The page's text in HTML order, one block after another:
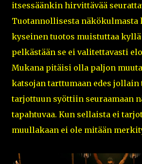
itsessäänkin hirvittävää
Tuotannollisesta näkökulmasta
kyseinen tuotos muistuttaa
pelkästään se ei valitettavasti
Mukana pitäisi olla paljon
katsojan tarttumaan edes jollain
tarjottuun syöttiin seuraamaan
tapahtuvaa. Kun sellaista ei
muullakaan ei ole mitään